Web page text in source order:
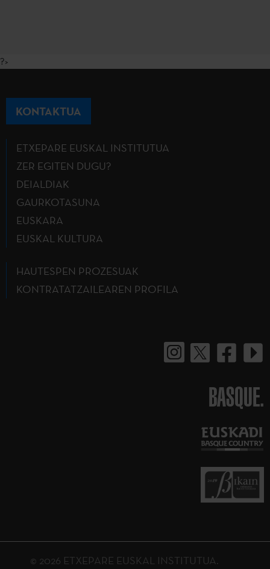
?>
KONTAKTUA
ETXEPARE EUSKAL INSTITUTUA
ZER EGITEN DUGU?
DEIALDIAK
GAURKOTASUNA
EUSKARA
EUSKAL KULTURA
HAUTESPEN PROZESUAK
KONTRATATZAILEAREN PROFILA
BASQUE.
© 2026 ETXEPARE EUSKAL INSTITUTUA.